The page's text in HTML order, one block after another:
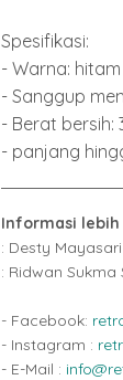
Spesifikasi:
- Warna: hitam
- Sanggup
- Berat bersih:
- panjang
Informasi lebih
: Desty Mayasari
: Ridwan Sukma
- Facebook:
- Instagram :
- E-Mail :